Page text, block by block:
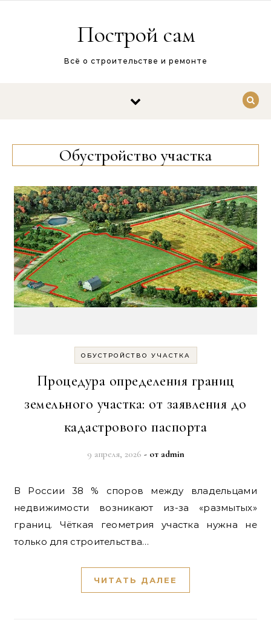
Построй сам
Всё о строительстве и ремонте
Обустройство участка
ОБУСТРОЙСТВО УЧАСТКА
Процедура определения границ
земельного участка: от заявления до
кадастрового паспорта
9 апреля, 2026 - от admin
В России 38 % споров между владельцами
недвижимости возникают из-за «размытых»
границ. Чёткая геометрия участка нужна не
только для строительства…
ЧИТАТЬ ДАЛЕЕ